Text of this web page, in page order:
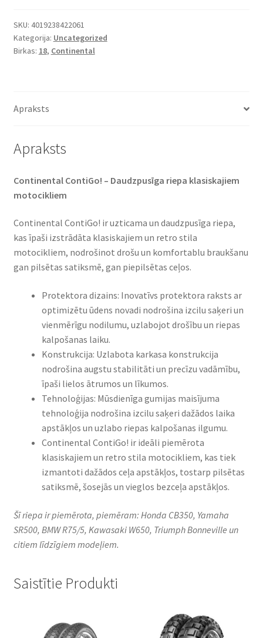
18
58V
TL
SKU: 4019238422061
Kategorija: Uncategorized
Birkas: 18, Continental
Apraksts
Apraksts
Continental ContiGo! – Daudzpusīga riepa klasiskajiem
motocikliem
Continental ContiGo! ir uzticama un daudzpusīga riepa,
kas īpaši izstrādāta klasiskajiem un retro stila
motocikliem, nodrošinot drošu un komfortablu braukšanu
gan pilsētas satiksmē, gan piepilsētas ceļos.
Protektora dizains: Inovatīvs protektora raksts ar
optimizētu ūdens novadi nodrošina izcilu saķeri un
vienmērīgu nodilumu, uzlabojot drošību un riepas
kalpošanas laiku.
Konstrukcija: Uzlabota karkasa konstrukcija
nodrošina augstu stabilitāti un precīzu vadāmību,
īpaši lielos ātrumos un līkumos.
Tehnoloģijas: Mūsdienīga gumijas maisījuma
tehnoloģija nodrošina izcilu saķeri dažādos laika
apstākļos un uzlabo riepas kalpošanas ilgumu.
Continental ContiGo! ir ideāli piemērota
klasiskajiem un retro stila motocikliem, kas tiek
izmantoti dažādos ceļa apstākļos, tostarp pilsētas
satiksmē, šosejās un vieglos bezceļa apstākļos.
Šī riepa ir piemērota, piemēram: Honda CB350, Yamaha
SR500, BMW R75/5, Kawasaki W650, Triumph Bonneville un
citiem līdzīgiem modeļiem.
Saistītie Produkti